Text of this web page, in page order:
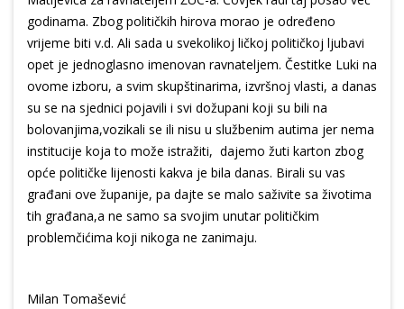
godinama. Zbog političkih hirova morao je određeno
vrijeme biti v.d. Ali sada u svekolikoj ličkoj političkoj ljubavi
opet je jednoglasno imenovan ravnateljem. Čestitke Luki na
ovome izboru, a svim skupštinarima, izvršnoj vlasti, a danas
su se na sjednici pojavili i svi dožupani koji su bili na
bolovanjima,vozikali se ili nisu u službenim autima jer nema
institucije koja to može istražiti, dajemo žuti karton zbog
opće političke lijenosti kakva je bila danas. Birali su vas
građani ove županije, pa dajte se malo saživite sa životima
tih građana,a ne samo sa svojim unutar političkim
problemčićima koji nikoga ne zanimaju.
Milan Tomašević